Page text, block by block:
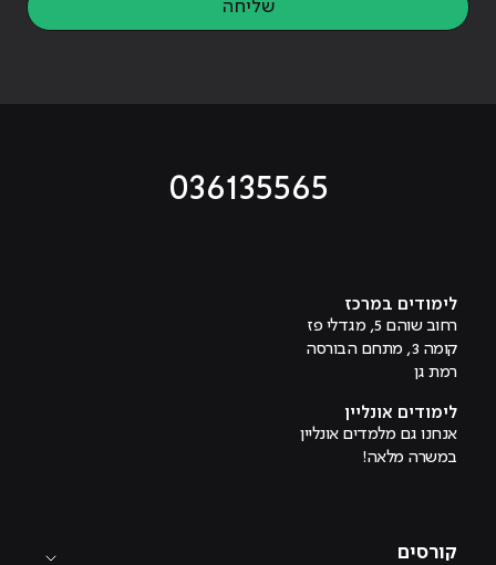
שליחה
036135565
לימודים במרכז
רחוב שוהם 5, מגדלי פז
קומה 3, מתחם הבורסה
רמת גן
לימודים אונליין
אנחנו גם מלמדים אונליין
במשרה מלאה!
קורסים